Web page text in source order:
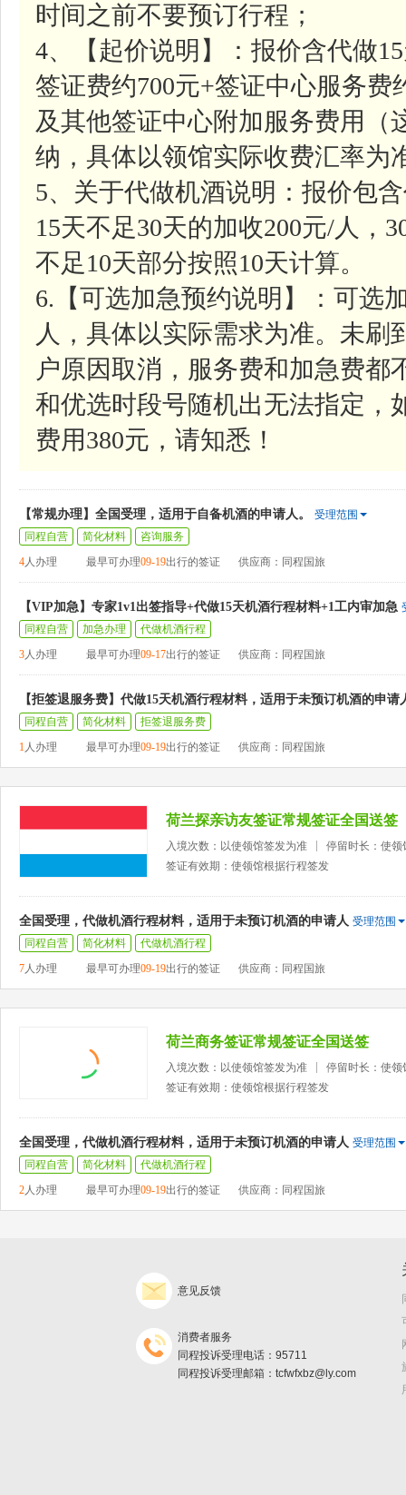
时间之前不要预订行程；
4、【起价说明】：报价含代做
签证费约700元+签证中心服务费
及其他签证中心附加服务费用（
纳，具体以领馆实际收费汇率为
5、关于代做机酒说明：报价包
15天不足30天的加收200元/人，
不足10天部分按照10天计算。
6.【可选加急预约说明】：可选
人，具体以实际需求为准。未
户原因取消，服务费和加急费
和优选时段号随机出无法指定，
费用380元，请知悉！
【常规办理】全国受理，适用于自备机酒的申请人。
受理范围
同程自营
简化材料
咨询服务
4人办理 最早可办理09-19出行的签证 供应商：同程国旅
【VIP加急】专家1v1出签指导+代做15天机酒行程材料+1工内审加急
同程自营
加急办理
代做机酒行程
3人办理 最早可办理09-17出行的签证 供应商：同程国旅
【拒签退服务费】代做15天机酒行程材料，适用于未预订机酒的申请
同程自营 简化材料
拒签退服务费
1人办理 最早可办理09-19出行的签证 供应商：同程国旅
荷兰探亲访友签证常规签证全国送签
入境次数：以使领馆签发为准
停留时长：使领
签证有效期：使领馆根据行程签发
全国受理，代做机酒行程材料，适用于未预订机酒的申请人 受理范围
同程自营
简化材料
代做机酒行程
7人办理 最早可办理09-19出行的签证 供应商：同程国旅
荷兰商务签证常规签证全国送签
入境次数：以使领馆签发为准
停留时长：使领
签证有效期：使领馆根据行程签发
全国受理，代做机酒行程材料，适用于未预订机酒的申请人 受理范围
同程自营
简化材料
代做机酒行程
2人办理 最早可办理09-19出行的签证 供应商：同程国旅
意见反馈
消费者服务
同程投诉受理电话：95711
同程投诉受理邮箱：tcfwfxbz@ly.com